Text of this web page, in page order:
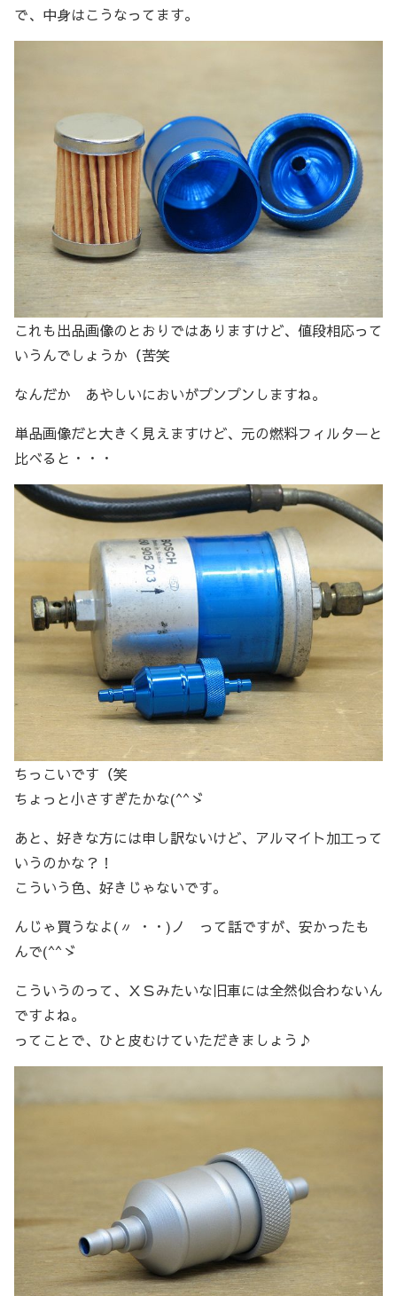
で、中身はこうなってます。
これも出品画像のとおりではありますけど、値段相応って
いうんでしょうか（苦笑
なんだか あやしいにおいがプンプンしますね。
単品画像だと大きく見えますけど、元の燃料フィルターと
比べると・・・
ちっこいです（笑
ちょっと小さすぎたかな(^^ゞ
あと、好きな方には申し訳ないけど、アルマイト加工って
いうのかな？！
こういう色、好きじゃないです。
んじゃ買うなよ(〃 ・・)ノ って話ですが、安かったも
んで(^^ゞ
こういうのって、ＸＳみたいな旧車には全然似合わないん
ですよね。
ってことで、ひと皮むけていただきましょう♪